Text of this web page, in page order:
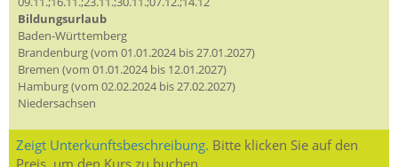
Bildungsurlaub
Baden-Württemberg
Brandenburg (vom 01.01.2024 bis 27.01.2027)
Bremen (vom 01.01.2024 bis 12.01.2027)
Hamburg (vom 02.02.2024 bis 27.02.2027)
Niedersachsen
Zeigt Unterkunftsbeschreibung. Bitte klicken Sie auf den